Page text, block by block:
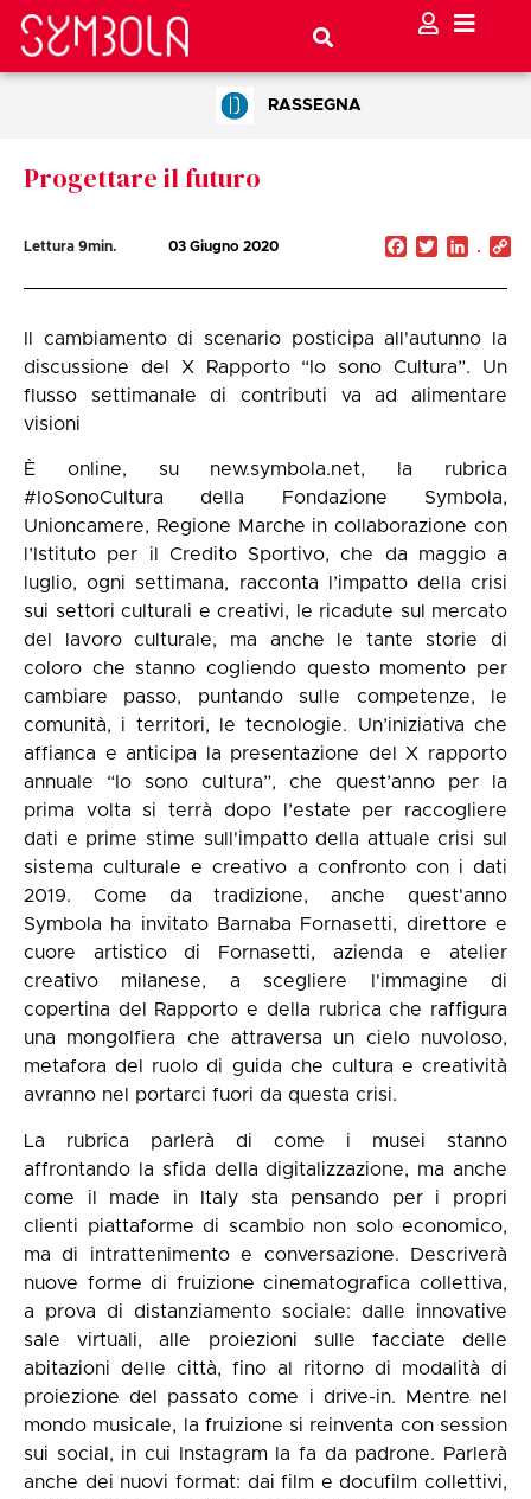
RASSEGNA
Progettare il futuro
Lettura 9min. 03 Giugno 2020 Facebook
Twitter
Il cambiamento di scenario posticipa all'autunno la
discussione del X Rapporto “Io sono Cultura”. Un
flusso settimanale di contributi va ad alimentare
visioni
È online, su new.symbola.net, la rubrica
#IoSonoCultura della Fondazione Symbola,
Unioncamere, Regione Marche in collaborazione con
l’Istituto per il Credito Sportivo, che da maggio a
luglio, ogni settimana, racconta l’impatto della crisi
sui settori culturali e creativi, le ricadute sul mercato
del lavoro culturale, ma anche le tante storie di
coloro che stanno cogliendo questo momento per
cambiare passo, puntando sulle competenze, le
comunità, i territori, le tecnologie. Un’iniziativa che
affianca e anticipa la presentazione del X rapporto
annuale “Io sono cultura”, che quest’anno per la
prima volta si terrà dopo l’estate per raccogliere
dati e prime stime sull'impatto della attuale crisi sul
sistema culturale e creativo a confronto con i dati
2019. Come da tradizione, anche quest'anno
Symbola ha invitato Barnaba Fornasetti, direttore e
cuore artistico di Fornasetti, azienda e atelier
creativo milanese, a scegliere l'immagine di
copertina del Rapporto e della rubrica che raffigura
una mongolfiera che attraversa un cielo nuvoloso,
metafora del ruolo di guida che cultura e creatività
avranno nel portarci fuori da questa crisi.
La rubrica parlerà di come i musei stanno
affrontando la sfida della digitalizzazione, ma anche
come il made in Italy sta pensando per i propri
clienti piattaforme di scambio non solo economico,
ma di intrattenimento e conversazione. Descriverà
nuove forme di fruizione cinematografica collettiva,
a prova di distanziamento sociale: dalle innovative
sale virtuali, alle proiezioni sulle facciate delle
abitazioni delle città, fino al ritorno di modalità di
proiezione del passato come i drive-in. Mentre nel
mondo musicale, la fruizione si reinventa con session
sui social, in cui Instagram la fa da padrone. Parlerà
anche dei nuovi format: dai film e docufilm collettivi,